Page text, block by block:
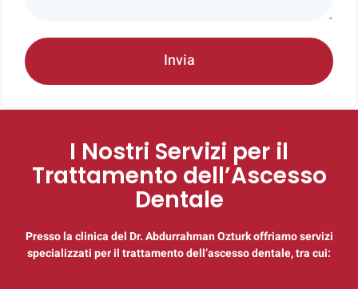
Invia
I Nostri Servizi per il
Trattamento dell’Ascesso
Dentale
Presso la clinica del Dr. Abdurrahman Ozturk offriamo servizi
specializzati per il trattamento dell’ascesso dentale, tra cui: